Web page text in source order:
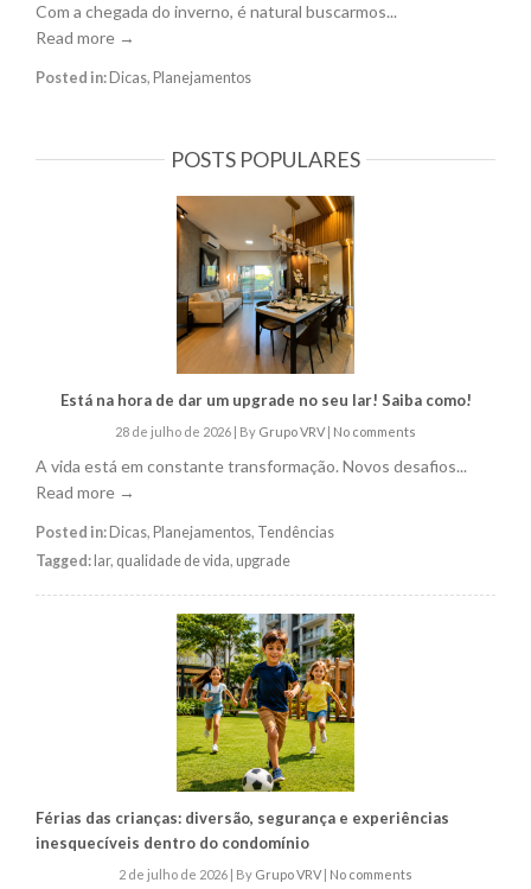
Com a chegada do inverno, é natural buscarmos...
Read more →
Posted in: Dicas, Planejamentos
POSTS POPULARES
Está na hora de dar um upgrade no seu lar! Saiba como!
28 de julho de 2026 By Grupo VRV No comments
A vida está em constante transformação. Novos desafios...
Read more →
Posted in: Dicas, Planejamentos, Tendências
Tagged: lar, qualidade de vida, upgrade
Férias das crianças: diversão, segurança e experiências
inesquecíveis dentro do condomínio
2 de julho de 2026 | By Grupo VRV| No comments